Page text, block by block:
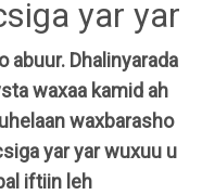
yar yar
abuur. Dhalinyarada
waxaa kamid ah
waxbarasho
yar yar wuxuu u
iftiin leh